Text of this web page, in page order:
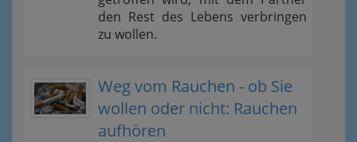
den Rest des Lebens verbringen
zu wollen.
Weg vom Rauchen - ob Sie
wollen oder nicht: Rauchen
aufhören